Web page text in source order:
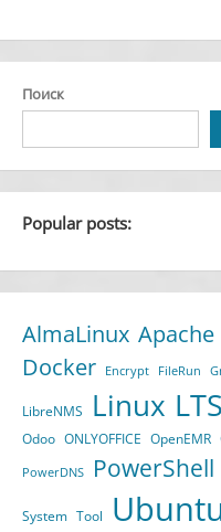
Поиск
Popular posts:
AlmaLinux Apache
Docker Encrypt FileRun
LibreNMS Linux LTS
Odoo ONLYOFFICE OpenEMR
PowerDNS PowerShell
System Tool